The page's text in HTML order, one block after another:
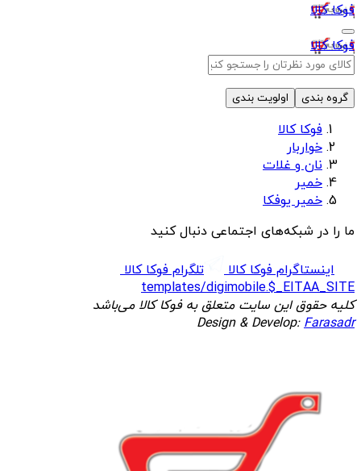
فوکا کالا
فوکا کالا
گروه بندی اولویت بندی
فوکا کالا
خواربار
نان و غلات
خمیر
خمیر یوفکا
ما را در شبکه‌های اجتماعی دنبال کنید
اینستاگرام فوکا کالا
تلگرام فوکا کالا
templates/digimobile.$_EITAA_SITE
کلیه حقوق این سایت متعلق به فوکا کالا می‌باشد
Design & Develop:Farasadr